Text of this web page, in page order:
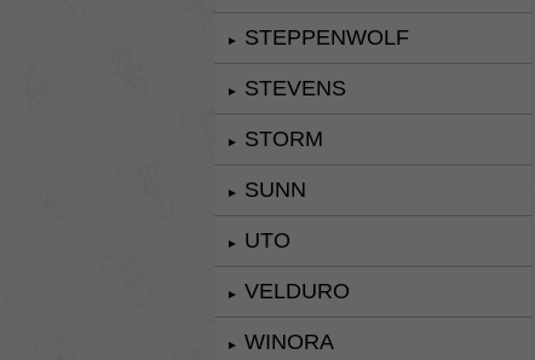
► STEPPENWOLF
► STEVENS
► STORM
► SUNN
► UTO
► VELDURO
► WINORA